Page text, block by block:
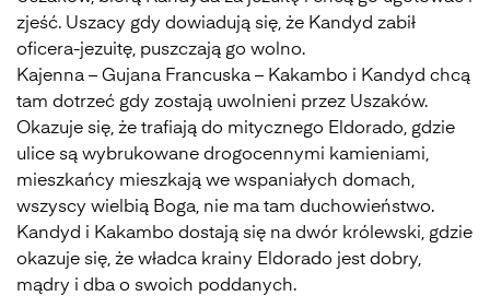
zjeść. Uszacy gdy dowiadują się, że Kandyd zabił
oficera-jezuitę, puszczają go wolno.
Kajenna – Gujana Francuska – Kakambo i Kandyd chcą
tam dotrzeć gdy zostają uwolnieni przez Uszaków.
Okazuje się, że trafiają do mitycznego Eldorado, gdzie
ulice są wybrukowane drogocennymi kamieniami,
mieszkańcy mieszkają we wspaniałych domach,
wszyscy wielbią Boga, nie ma tam duchowieństwo.
Kandyd i Kakambo dostają się na dwór królewski, gdzie
okazuje się, że władca krainy Eldorado jest dobry,
mądry i dba o swoich poddanych.